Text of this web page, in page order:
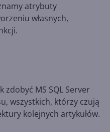
atrybuty
własnych,
zdobyć MS SQL Server
wszystkich, którzy czują
kolejnych artykułów.